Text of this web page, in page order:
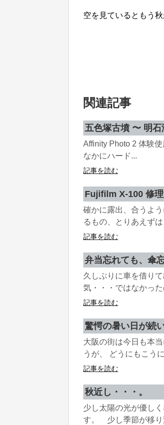
空を見ているともう
関連記事
五色塚古墳 〜 明
Affinity Photo 2 体験
なかにハード...
記事を読む
Fujifilm X-100 修
確かに露出、合うよ
るもの、とりあえず
記事を読む
弁当忘れても、傘
久しぶりに車を借り
気・・・ではなかっ
記事を読む
驚愕の暑い日が続
大阪の街は今日も本
うが、 どうにもこう
記事を読む
秋近し・・・。
少し太陽の光が優し
す。 少し季節が移り